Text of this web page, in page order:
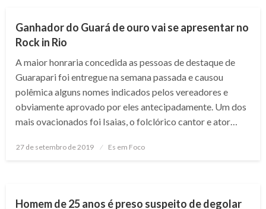
Ganhador do Guará de ouro vai se apresentar no
Rock in Rio
A maior honraria concedida as pessoas de destaque de
Guarapari foi entregue na semana passada e causou
polêmica alguns nomes indicados pelos vereadores e
obviamente aprovado por eles antecipadamente. Um dos
mais ovacionados foi Isaias, o folclórico cantor e ator…
Posted
27 de setembro de 2019 Es em Foco
Homem de 25 anos é preso suspeito de degolar